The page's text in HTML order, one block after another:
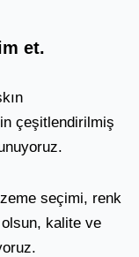
et.
çeşitlendirilmiş
seçimi, renk
kalite ve